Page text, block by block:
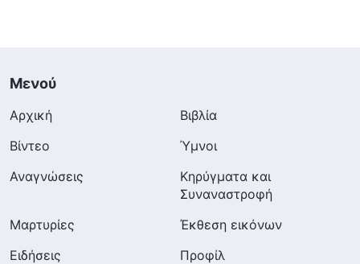
Μενού
Αρχική
Βιβλία
Βίντεο
Ύμνοι
Αναγνώσεις
Κηρύγματα και
Συναναστροφή
Μαρτυρίες
Έκθεση εικόνων
Ειδήσεις
Προφίλ